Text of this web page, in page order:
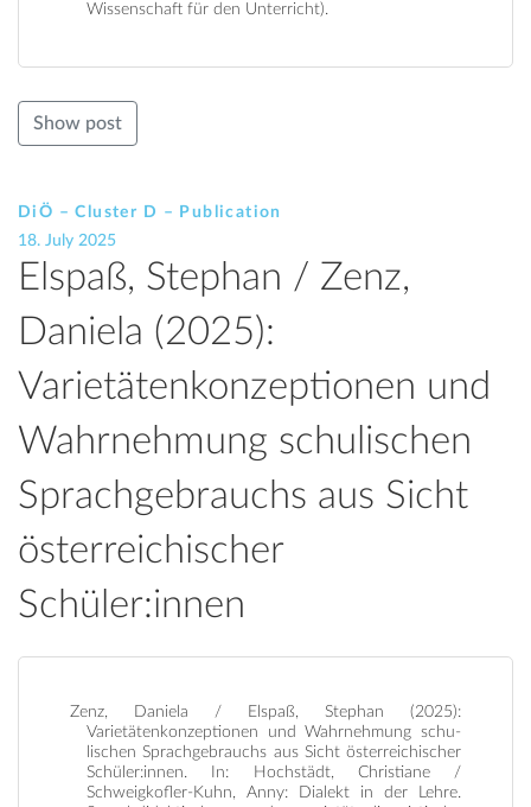
Wissenschaft für den Unterricht).
Show post
DiÖ – Cluster D – Publication
18. July 2025
Elspaß, Stephan / Zenz,
Daniela (2025):
Varietätenkonzeptionen und
Wahr­nehmung schu­lischen
Sprachgebrauchs aus Sicht
österreichischer
Schüler:innen
Zenz, Daniela / Elspaß, Stephan (2025):
Varietätenkonzeptionen und Wahr­nehmung schu­
lischen Sprachgebrauchs aus Sicht österreichischer
Schüler:innen. In: Hochstädt, Christiane /
Schweigkofler-Kuhn, Anny: Dialekt in der Lehre.